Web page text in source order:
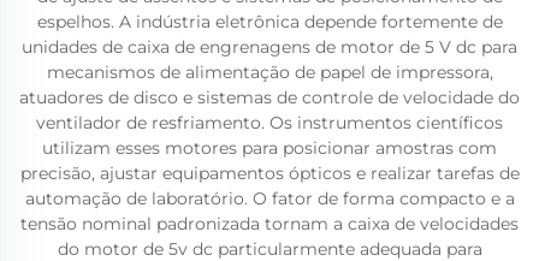
espelhos. A indústria eletrônica depende fortemente de
unidades de caixa de engrenagens de motor de 5 V dc para
mecanismos de alimentação de papel de impressora,
atuadores de disco e sistemas de controle de velocidade do
ventilador de resfriamento. Os instrumentos científicos
utilizam esses motores para posicionar amostras com
precisão, ajustar equipamentos ópticos e realizar tarefas de
automação de laboratório. O fator de forma compacto e a
tensão nominal padronizada tornam a caixa de velocidades
do motor de 5v dc particularmente adequada para